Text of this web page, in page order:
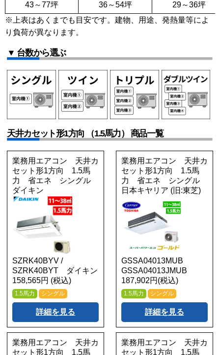
43～77坪
36～54坪
29～36坪
※上表はあくまでも目安です。建物、用途、発熱量等によ
り負荷が異なります。
▼ 台数から選ぶ
天井カセット形1方向 （1.5馬力） 商品一覧
業務用エアコン 天井カ
セット形1方向 1.5馬
力 省エネ シングル
ダイキン
SZRK40BYV /
SZRK40BYT ダイキン
158,565円 (税込)
1.5馬力 シングル
詳細を見る
業務用エアコン 天井カ
セット形1方向 1.5馬
力 省エネ シングル
日本キヤリア (旧:東芝)
GSSA04013MUB
GSSA04013JMUB
187,902円(税込)
1.5馬力 シングル
詳細を見る
業務用エアコン 天井カ
セット形1方向 1.5馬
業務用エアコン 天井カ
セット形1方向 1.5馬